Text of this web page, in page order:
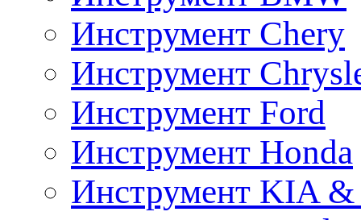
Инструмент Chery
Инструмент
Инструмент Ford
Инструмент Honda
Инструмент KIA